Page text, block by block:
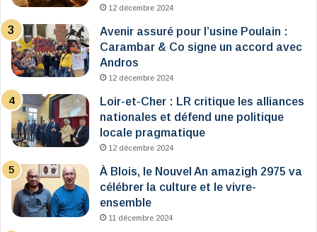
12 décembre 2024
Avenir assuré pour l’usine Poulain :
Carambar & Co signe un accord avec
Andros
12 décembre 2024
Loir-et-Cher : LR critique les alliances
nationales et défend une politique
locale pragmatique
12 décembre 2024
À Blois, le Nouvel An amazigh 2975 va
célébrer la culture et le vivre-
ensemble
11 décembre 2024